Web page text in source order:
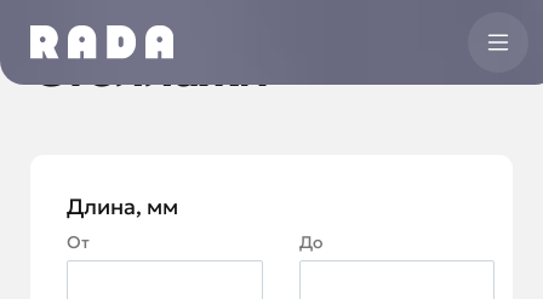
Стеллажи
Длина, мм
От До